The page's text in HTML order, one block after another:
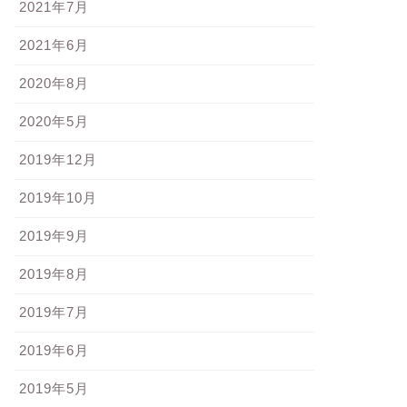
2021年7月
2021年6月
2020年8月
2020年5月
2019年12月
2019年10月
2019年9月
2019年8月
2019年7月
2019年6月
2019年5月